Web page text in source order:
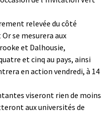
relevée du côté
se mesurera aux
et Dalhousie,
et cinq au pays, ainsi
en action vendredi, à 14
viseront rien de moins
aux universités de